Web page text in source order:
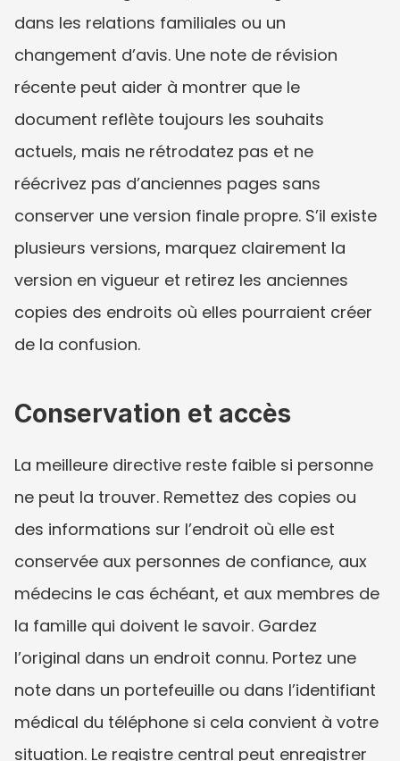
dans les relations familiales ou un
changement d’avis. Une note de révision
récente peut aider à montrer que le
document reflète toujours les souhaits
actuels, mais ne rétrodatez pas et ne
réécrivez pas d’anciennes pages sans
conserver une version finale propre. S’il existe
plusieurs versions, marquez clairement la
version en vigueur et retirez les anciennes
copies des endroits où elles pourraient créer
de la confusion.
Conservation et accès
La meilleure directive reste faible si personne
ne peut la trouver. Remettez des copies ou
des informations sur l’endroit où elle est
conservée aux personnes de confiance, aux
médecins le cas échéant, et aux membres de
la famille qui doivent le savoir. Gardez
l’original dans un endroit connu. Portez une
note dans un portefeuille ou dans l’identifiant
médical du téléphone si cela convient à votre
situation. Le registre central peut enregistrer